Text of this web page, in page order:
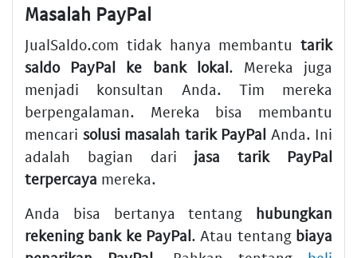
Masalah PayPal
JualSaldo.com tidak hanya membantu tarik
saldo PayPal ke bank lokal. Mereka juga
menjadi konsultan Anda. Tim mereka
berpengalaman. Mereka bisa membantu
mencari solusi masalah tarik PayPal Anda. Ini
adalah bagian dari jasa tarik PayPal
terpercaya mereka.
Anda bisa bertanya tentang hubungkan
rekening bank ke PayPal. Atau tentang biaya